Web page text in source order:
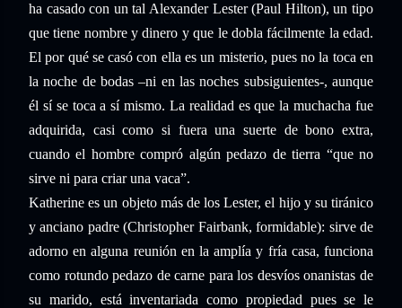
ha casado con un tal Alexander Lester (Paul Hilton), un tipo
que tiene nombre y dinero y que le dobla fácilmente la edad.
El por qué se casó con ella es un misterio, pues no la toca en
la noche de bodas –ni en las noches subsiguientes-, aunque
él sí se toca a sí mismo. La realidad es que la muchacha fue
adquirida, casi como si fuera una suerte de bono extra,
cuando el hombre compró algún pedazo de tierra “que no
sirve ni para criar una vaca”.
Katherine es un objeto más de los Lester, el hijo y su tiránico
y anciano padre (Christopher Fairbank, formidable): sirve de
adorno en alguna reunión en la amplía y fría casa, funciona
como rotundo pedazo de carne para los desvíos onanistas de
su marido, está inventariada como propiedad pues se le